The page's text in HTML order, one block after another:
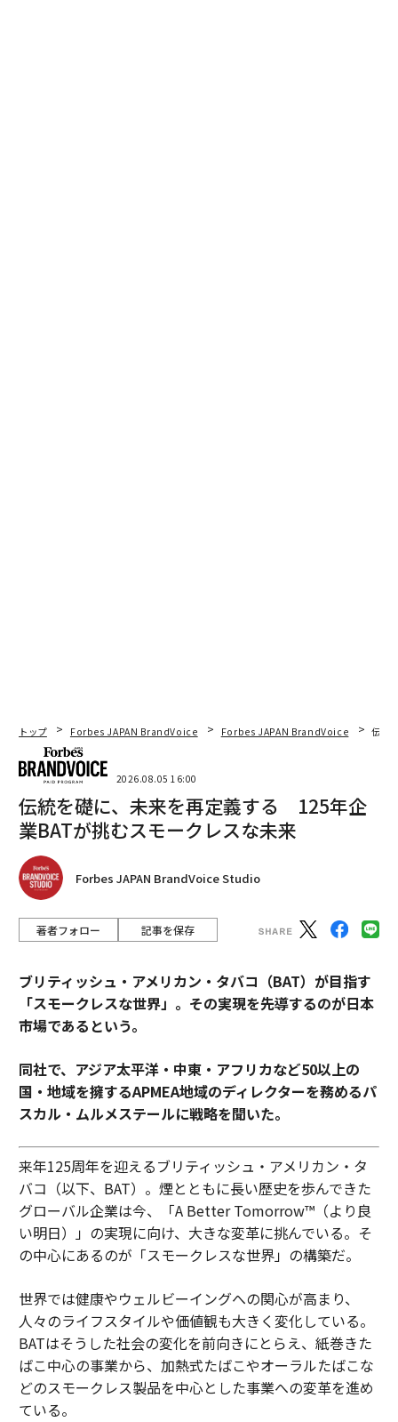
トップ Forbes JAPAN BrandVoice Forbes JAPAN BrandVoice 伝統
2026.08.05 16:00
伝統を礎に、未来を再定義する 125年企
業BATが挑むスモークレスな未来
Forbes JAPAN BrandVoice Studio
著者フォロー 記事を保存
ブリティッシュ・アメリカン・タバコ（BAT）が目指す
「スモークレスな世界」。その実現を先導するのが日本
市場であるという。
同社で、アジア太平洋・中東・アフリカなど50以上の
国・地域を擁するAPMEA地域のディレクターを務めるパ
スカル・ムルメステールに戦略を聞いた。
来年125周年を迎えるブリティッシュ・アメリカン・タ
バコ（以下、BAT）。煙とともに長い歴史を歩んできた
グローバル企業は今、「A Better Tomorrow™（より良
い明日）」の実現に向け、大きな変革に挑んでいる。そ
の中心にあるのが「スモークレスな世界」の構築だ。
世界では健康やウェルビーイングへの関心が高まり、
人々のライフスタイルや価値観も大きく変化している。
BATはそうした社会の変化を前向きにとらえ、紙巻きた
ばこ中心の事業から、加熱式たばこやオーラルたばこな
どのスモークレス製品を中心とした事業への変革を進め
ている。